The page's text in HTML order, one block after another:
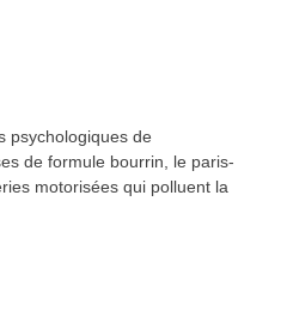
psychologiques de
de formule bourrin, le paris-
motorisées qui polluent la